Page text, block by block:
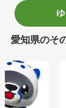
愛知県のそ